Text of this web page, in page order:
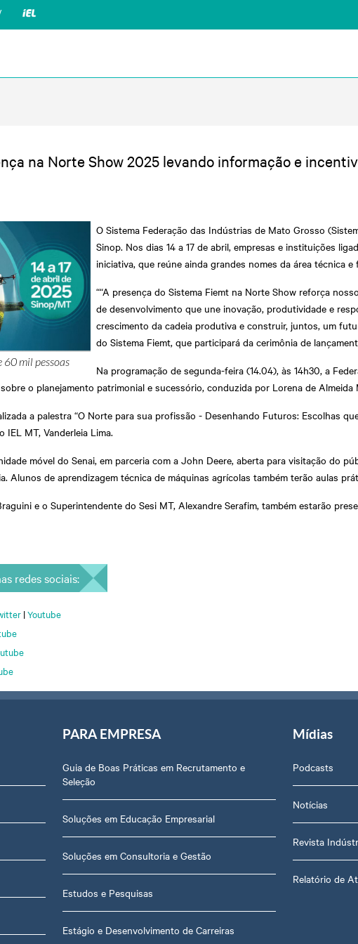
na Norte Show 2025 levando informação e
60 mil pessoas
O Sistema Federação das Indústrias de Mato Grosso
Sinop. Nos dias 14 a 17 de abril, empresas e instituições
iniciativa, que reúne ainda grandes nomes da área técnica
““A presença do Sistema Fiemt na Norte Show reforça
de desenvolvimento que une inovação, produtividade e
crescimento da cadeia produtiva e construir, juntos, um
do Sistema Fiemt, que participará da cerimônia de
Na programação de segunda-feira (14.04), às 14h30, a
o planejamento patrimonial e sucessório, conduzida por Lorena de Almeida
a palestra “O Norte para sua profissão - Desenhando Futuros: Escolhas
IEL MT, Vanderleia Lima.
móvel do Senai, em parceria com a John Deere, aberta para visitação do
Alunos de aprendizagem técnica de máquinas agrícolas também terão aulas
e o Superintendente do Sesi MT, Alexandre Serafim, também estarão
redes sociais:
|Youtube
PARA EMPRESA
Guia de Boas Práticas em Recrutamento e
Seleção
Soluções em Educação Empresarial
Soluções em Consultoria e Gestão
Estudos e Pesquisas
Estágio e Desenvolvimento de Carreiras
Mídias
Podcasts
Notícias
Revista
Relatório de